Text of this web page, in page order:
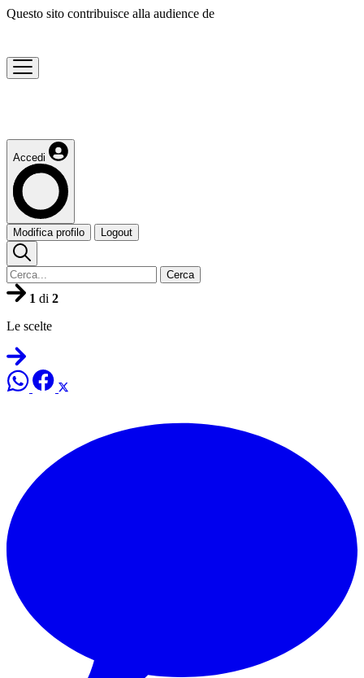
Questo sito contribuisce alla audience de
Accedi
Modifica profilo Logout
Cerca
1 di 2
Le scelte